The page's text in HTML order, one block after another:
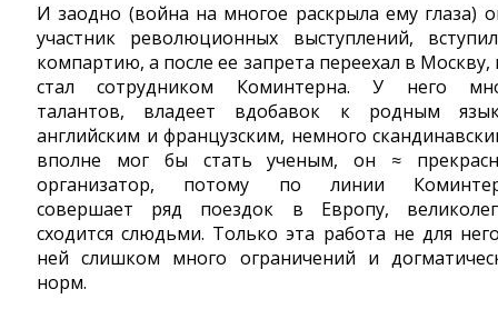
И заодно (война на многое раскрыла ему глаза)
участник революционных выступлений,
компартию, а после ее запрета переехал в Москву,
стал сотрудником Коминтерна. У него
талантов, владеет вдобавок к родным
английским и французским, немного
вполне мог бы стать ученым, он ≈
организатор, потому по линии
совершает ряд поездок в Европу,
сходится слюдьми. Только эта работа не для
ней слишком много ограничений и
норм.